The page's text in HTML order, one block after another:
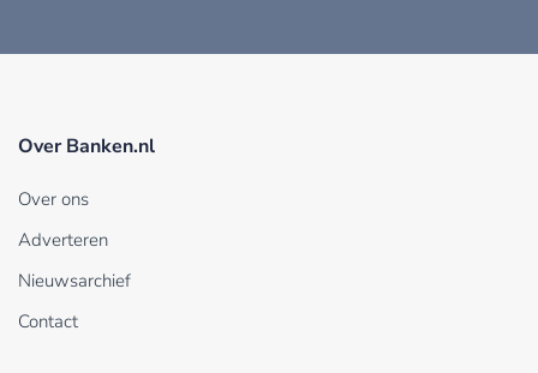
Over Banken.nl
Over ons
Adverteren
Nieuwsarchief
Contact